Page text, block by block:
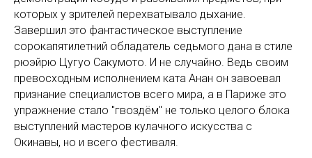
которых у зрителей перехватывало дыхание.
Завершил это фантастическое выступление
сорокапятилетний обладатель седьмого дана в стиле
рюэйрю Цугуо Сакумото. И не случайно. Ведь своим
превосходным исполнением ката Анан он завоевал
признание специалистов всего мира, а в Париже это
упражнение стало "гвоздём" не только целого блока
выступлений мастеров кулачного искусства с
Окинавы, но и всего фестиваля.